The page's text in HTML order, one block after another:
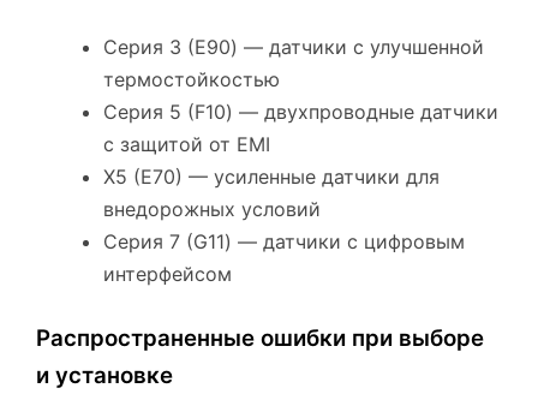
Серия 3 (E90) — датчики с улучшенной
термостойкостью
Серия 5 (F10) — двухпроводные датчики
с защитой от EMI
X5 (E70) — усиленные датчики для
внедорожных условий
Серия 7 (G11) — датчики с цифровым
интерфейсом
Распространенные ошибки при выборе
и установке